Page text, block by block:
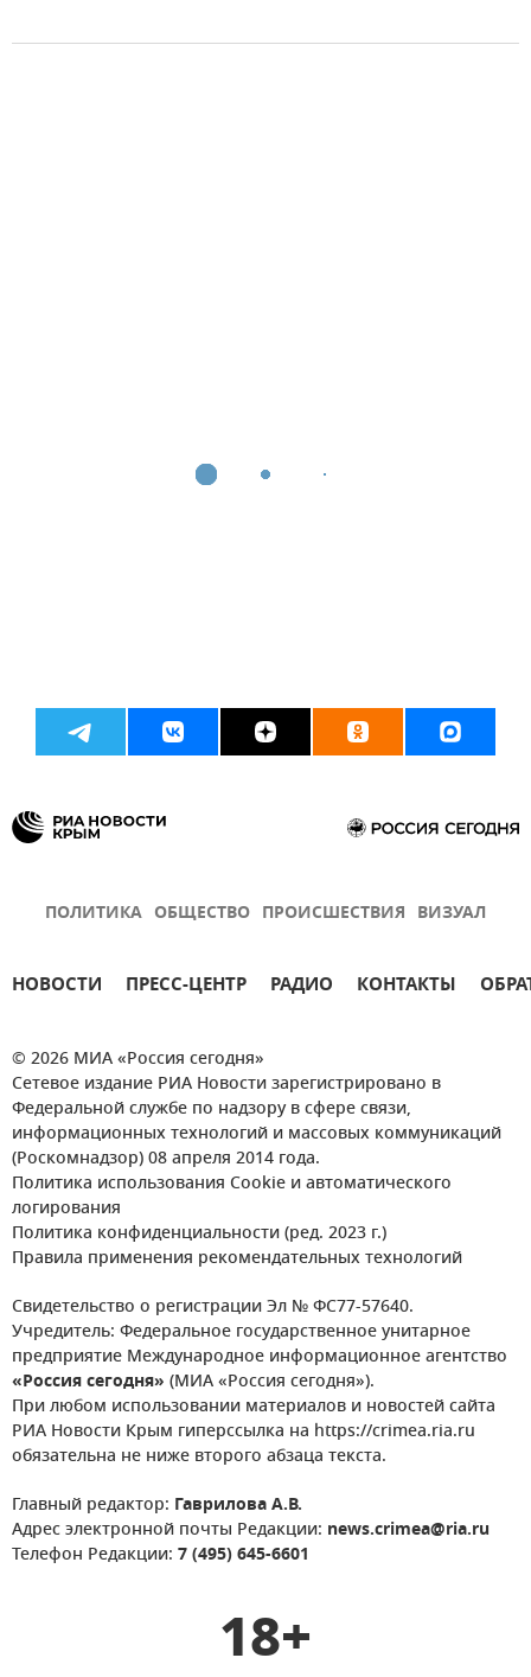
ПОЛИТИКА ОБЩЕСТВО ПРОИСШЕСТВИЯ ВИЗУАЛ
НОВОСТИ ПРЕСС-ЦЕНТР РАДИО КОНТАКТЫ
© 2026 МИА «Россия сегодня»
Сетевое издание РИА Новости зарегистрировано в
Федеральной службе по надзору в сфере связи,
информационных технологий и массовых коммуникаций
(Роскомнадзор) 08 апреля 2014 года.
Политика использования Cookie и автоматического
логирования
Политика конфиденциальности (ред. 2023 г.)
Правила применения рекомендательных технологий
Свидетельство о регистрации Эл № ФС77-57640.
Учредитель: Федеральное государственное унитарное
предприятие Международное информационное агентство
«Россия сегодня» (МИА «Россия сегодня»).
При любом использовании материалов и новостей сайта
РИА Новости Крым гиперссылка на https://crimea.ria.ru
обязательна не ниже второго абзаца текста.
Главный редактор: Гаврилова А.В.
Адрес электронной почты Редакции: news.crimea@ria.ru
Телефон Редакции: 7 (495) 645-6601
18+